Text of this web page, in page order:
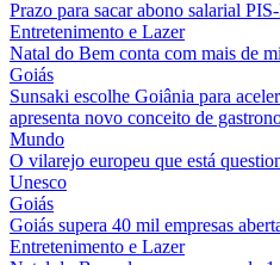
Prazo para sacar abono salarial
Entretenimento e Lazer
Natal do Bem conta com mais de
Goiás
Sunsaki escolhe Goiânia para
apresenta novo conceito de
Mundo
O vilarejo europeu que está
Unesco
Goiás
Goiás supera 40 mil empresas
Entretenimento e Lazer